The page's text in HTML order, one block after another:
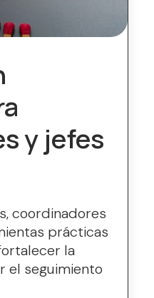
y jefes
coordinadores
prácticas
la
el seguimiento